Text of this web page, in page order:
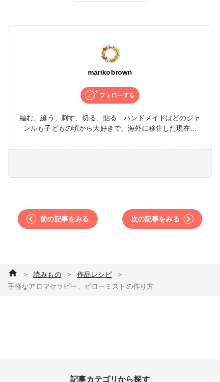
marikobrown
編む、縫う、刺す、切る、貼る…ハンドメイドはどのジャ
ンルも子どもの頃から大好きで、海外に移住した現在...
前の記事をみる 次の記事をみる
＞ 読みもの ＞ 作品レシピ ＞
手軽なアロマセラピー、ピローミストの作り方
記事カテゴリから探す